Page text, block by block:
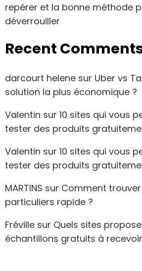
repérer et la bonne méthode
déverrouiller
Recent
darcourt helene sur Uber vs
solution la plus économique ?
Valentin sur 10 sites qui vous
tester des produits
Valentin sur 10 sites qui vous
tester des produits
MARTINS sur Comment
particuliers rapide ?
Fréville sur Quels sites
échantillons gratuits à